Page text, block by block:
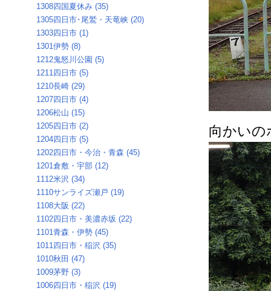
向かいの
1308四国夏休み (35)
1305四日市･尾鷲・天竜峡 (20)
1303四日市 (1)
1301伊勢 (8)
1212鬼怒川公園 (5)
1211四日市 (5)
1210長崎 (29)
1207四日市 (4)
1206松山 (15)
1205四日市 (2)
1204四日市 (5)
1202四日市・今治・青森 (45)
1201倉敷・宇部 (12)
1112米沢 (34)
1110サンライズ瀬戸 (19)
1108大阪 (22)
1102四日市・美濃赤坂 (22)
1101青森・伊勢 (45)
1011四日市・稲沢 (35)
1010秋田 (47)
1009茅野 (3)
1006四日市・稲沢 (19)